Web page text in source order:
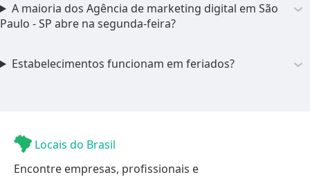
A maioria dos Agência de marketing digital em São
Paulo - SP abre na segunda-feira?
Estabelecimentos funcionam em feriados?
Locais do Brasil
Encontre empresas, profissionais e